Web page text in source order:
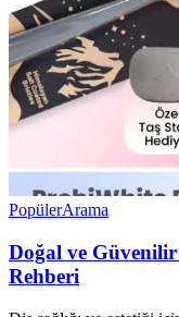
PopülerArama
Doğal ve
Rehberi